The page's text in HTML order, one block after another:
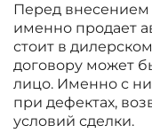
Перед внесением
именно продает
стоит в
договору может
лицо. Именно с
при дефектах,
условий сделки.